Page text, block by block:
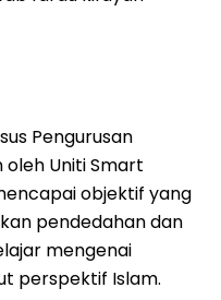
Pengurusan
oleh Uniti Smart
objektif yang
pendedahan dan
mengenai
perspektif Islam.